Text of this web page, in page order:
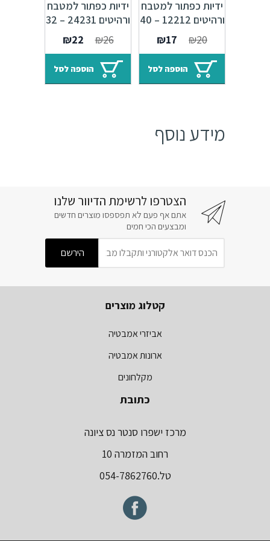
ידיות כפתור למטבח
ורהיטים 12212 – 40
מ"מ ברונזה פירנצה
M09
₪20
המחיר
המקורי
היה:
₪20.
₪17
הנוכחי
הוא:
₪17.
הוספה לסל
ידיות כפתור למטבח
ורהיטים 24231 – 32
מ"מ ברונזה פירנצה
M09
₪26
המחיר
המקורי
היה:
₪26.
₪22
הנוכחי
הוא:
₪22.
הוספה לסל
מידע נוסף
הצטרפו לרשימת הדיוור שלנו
אתם אף פעם לא תפספסו מוצרים חדשים
ומבצעים הכי חמים
קטלוג מוצרים
אביזרי אמבטיה
ארונות אמבטיה
מקלחונים
כתובת
מרכז ישפרו סנטר נס ציונה
רחוב המזמרה 10
טל.054-7862760